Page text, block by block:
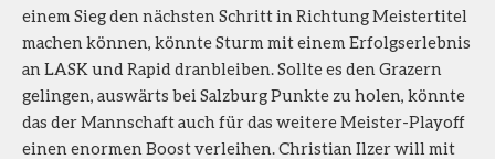
einem Sieg den nächsten Schritt in Richtung Meistertitel
machen können, könnte Sturm mit einem Erfolgserlebnis
an LASK und Rapid dranbleiben. Sollte es den Grazern
gelingen, auswärts bei Salzburg Punkte zu holen, könnte
das der Mannschaft auch für das weitere Meister-Playoff
einen enormen Boost verleihen. Christian Ilzer will mit